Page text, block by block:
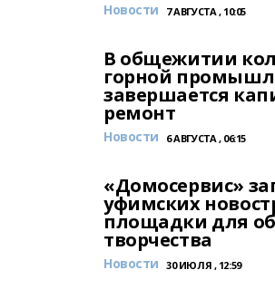
Новости 7 АВГУСТА , 10:05
В общежитии
горной
завершается
ремонт
Новости 6 АВГУСТА , 06:15
«Домосервис»
уфимских
площадки для
творчества
Новости 30 ИЮЛЯ , 12:59